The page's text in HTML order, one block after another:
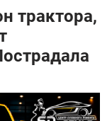
трактора,